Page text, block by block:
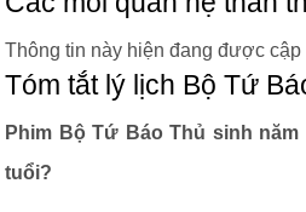
Thông tin này hiện đang được cập
Tóm tắt lý lịch Bộ Tứ
Phim Bộ Tứ Báo Thủ sinh
tuổi?